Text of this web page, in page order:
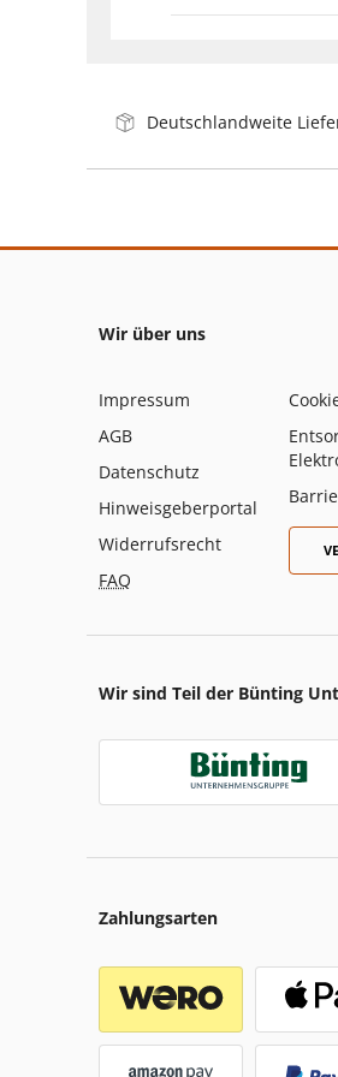
Deutschlandweite
Wir über uns
Impressum
AGB
Datenschutz
Hinweisgeberportal
Widerrufsrecht
FAQ
Wir sind Teil der Bünting
Zahlungsarten